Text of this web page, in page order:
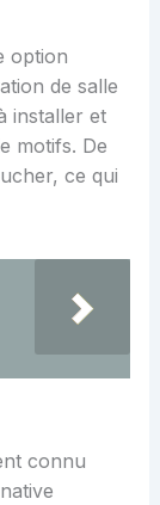
option
de salle
installer et
motifs. De
ce qui
connu